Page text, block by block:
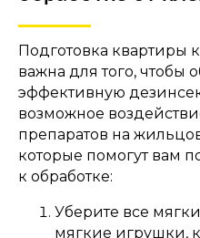
Подготовка квартиры
важна для того, чтобы
эффективную
возможное
препаратов на
которые помогут вам
к обработке:
Уберите все
мягкие игрушки,